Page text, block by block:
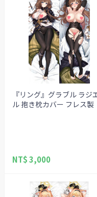
『リング』グラブル ラジ
ル 抱き枕カバー フレス製
NT$ 3,000